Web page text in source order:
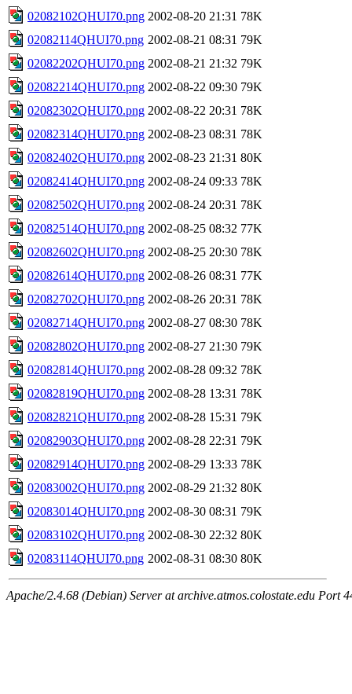
02082102QHUI70.png 2002-08-20 21:31 78K
02082114QHUI70.png 2002-08-21 08:31 79K
02082202QHUI70.png 2002-08-21 21:32 79K
02082214QHUI70.png 2002-08-22 09:30 79K
02082302QHUI70.png 2002-08-22 20:31 78K
02082314QHUI70.png 2002-08-23 08:31 78K
02082402QHUI70.png 2002-08-23 21:31 80K
02082414QHUI70.png 2002-08-24 09:33 78K
02082502QHUI70.png 2002-08-24 20:31 78K
02082514QHUI70.png 2002-08-25 08:32 77K
02082602QHUI70.png 2002-08-25 20:30 78K
02082614QHUI70.png 2002-08-26 08:31 77K
02082702QHUI70.png 2002-08-26 20:31 78K
02082714QHUI70.png 2002-08-27 08:30 78K
02082802QHUI70.png 2002-08-27 21:30 79K
02082814QHUI70.png 2002-08-28 09:32 78K
02082819QHUI70.png 2002-08-28 13:31 78K
02082821QHUI70.png 2002-08-28 15:31 79K
02082903QHUI70.png 2002-08-28 22:31 79K
02082914QHUI70.png 2002-08-29 13:33 78K
02083002QHUI70.png 2002-08-29 21:32 80K
02083014QHUI70.png 2002-08-30 08:31 79K
02083102QHUI70.png 2002-08-30 22:32 80K
02083114QHUI70.png 2002-08-31 08:30 80K
Apache/2.4.68 (Debian) Server at archive.atmos.colostate.edu Port